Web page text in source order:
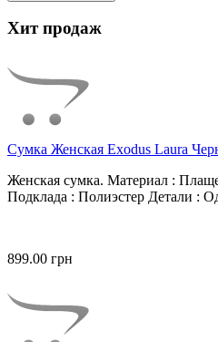
Хит продаж
Сумка Женская Exodus Laura
Женская сумка. Материал :
Подклада : Полиэстер Детали :
899.00 грн